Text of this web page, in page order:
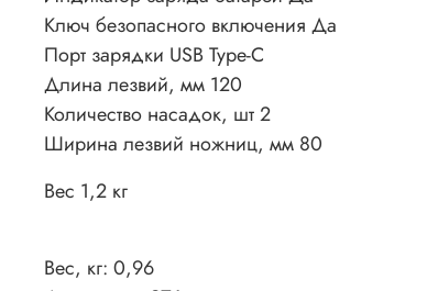
Ключ безопасного включения Да
Порт зарядки USB Type-C
Длина лезвий, мм 120
Количество насадок, шт 2
Ширина лезвий ножниц, мм 80
Вес 1,2 кг
Вес, кг: 0,96